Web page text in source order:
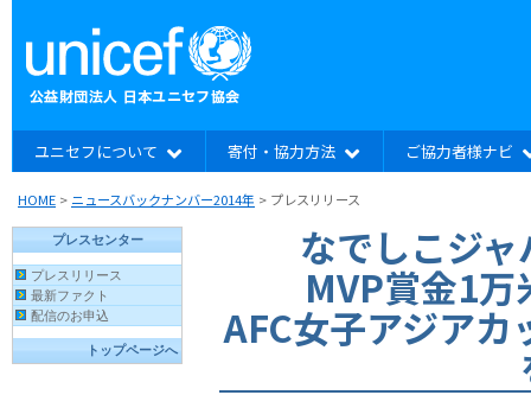
ユニセフについて 寄付・協力方法 ご協力者様ナビ
HOME > ニュースバックナンバー2014年 > プレスリリース
なでしこジ
MVP賞金1
AFC女子アジア